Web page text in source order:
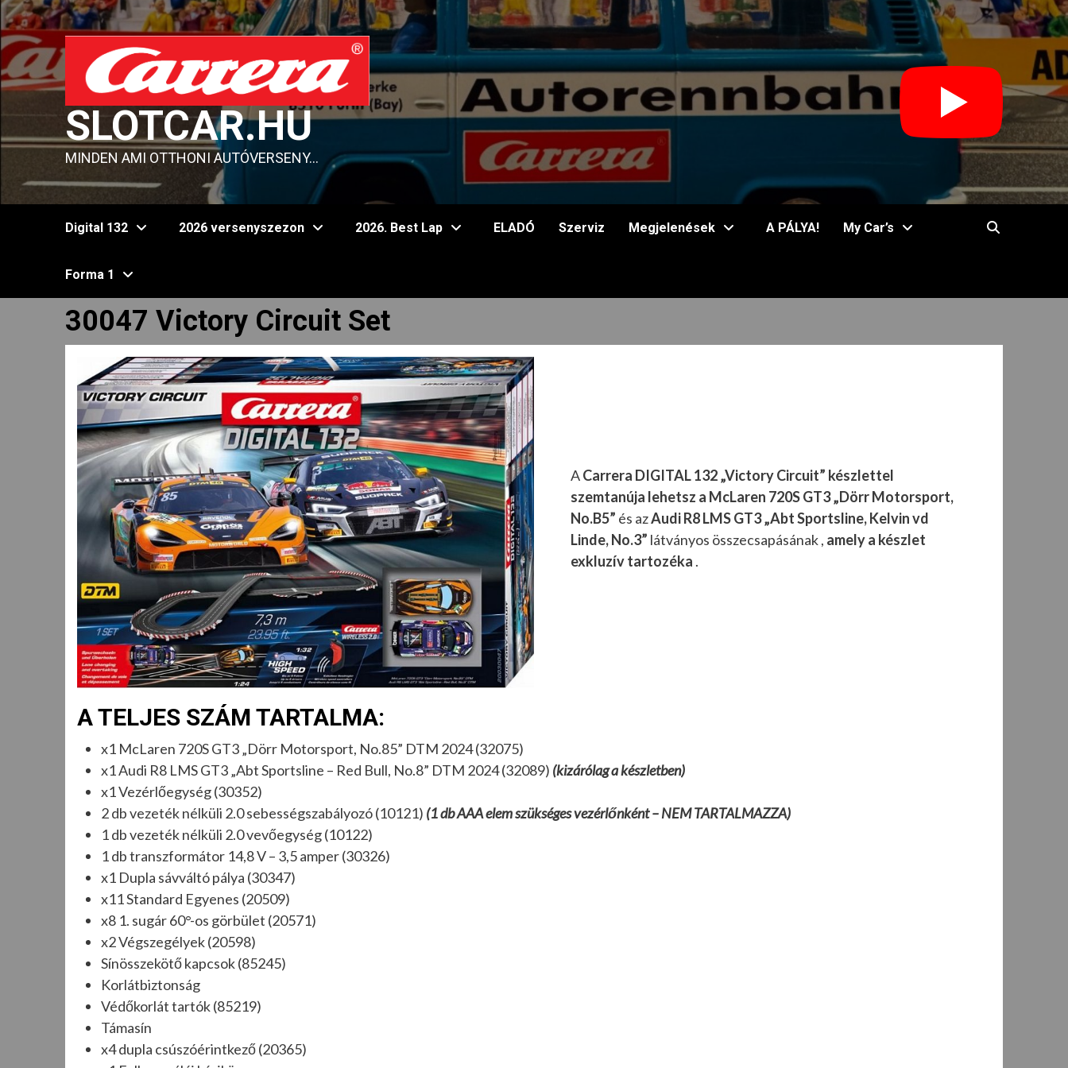
Skip
to
content
SLOTCAR.HU
MINDEN AMI OTTHONI AUTÓVERSENY…
Digital 132 2026 versenyszezon 2026. Best Lap ELADÓ Szerviz Megjelenések A PÁLYA! My Car’s
Forma 1
30047 Victory Circuit Set
ACarrera DIGITAL 132 „Victory Circuit” készlettel
szemtanúja lehetsz a McLaren 720S GT3 „Dörr Motorsport,
No.B5” és azAudi R8 LMS GT3 „Abt Sportsline, Kelvin vd
Linde, No.3” látványos összecsapásának , amely a készlet
exkluzív tartozéka .
A TELJES SZÁM TARTALMA:
x1 McLaren 720S GT3 „Dörr Motorsport, No.85” DTM 2024 (32075)
x1 Audi R8 LMS GT3 „Abt Sportsline – Red Bull, No.8” DTM 2024 (32089) (kizárólag a készletben)
x1 Vezérlőegység (30352)
2 db vezeték nélküli 2.0 sebességszabályozó (10121) (1 db AAA elem szükséges vezérlőnként – NEM TARTALMAZZA)
1 db vezeték nélküli 2.0 vevőegység (10122)
1 db transzformátor 14,8 V – 3,5 amper (30326)
x1 Dupla sávváltó pálya (30347)
x11 Standard Egyenes (20509)
x8 1. sugár 60°-os görbület (20571)
x2 Végszegélyek (20598)
Sínösszekötő kapcsok (85245)
Korlátbiztonság
Védőkorlát tartók (85219)
Támasín
x4 dupla csúszóérintkező (20365)